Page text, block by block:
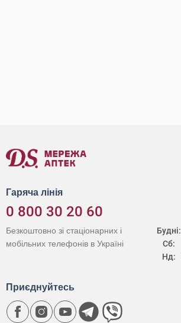
Гаряча лінія
0 800 30 20 60
Будні:
Сб:
Нд:
Безкоштовно зі стаціонарних і
мобільних телефонів в Україні
Приєднуйтесь